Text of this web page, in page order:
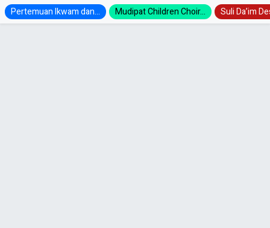
Pertemuan Ikwam dan... Mudipat Children Choir... Suli Da’im